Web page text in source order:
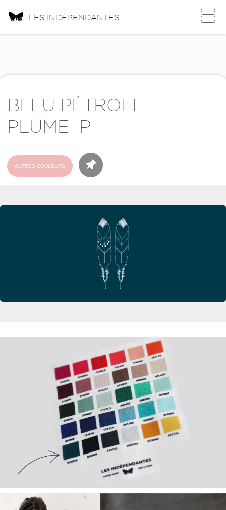
Toggle
LES INDÉPENDANTES
BLEU PÉTROLE
PLUME_P
AUTRES COULEURS